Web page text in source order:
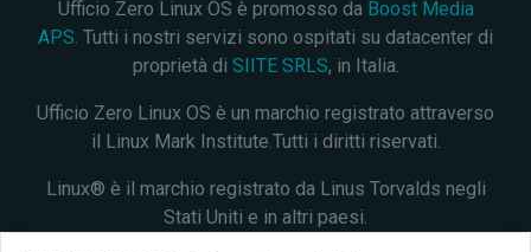
Ufficio Zero Linux OS è promosso da Boost Media
APS. Tutti i nostri servizi sono ospitati su datacenter di
proprietà di SIITE SRLS, in Italia.
Ufficio Zero Linux OS è un marchio registrato attraverso
il Linux Mark Institute.Tutti i diritti riservati.
Linux® è il marchio registrato da Linus Torvalds negli
Stati Uniti e in altri paesi.